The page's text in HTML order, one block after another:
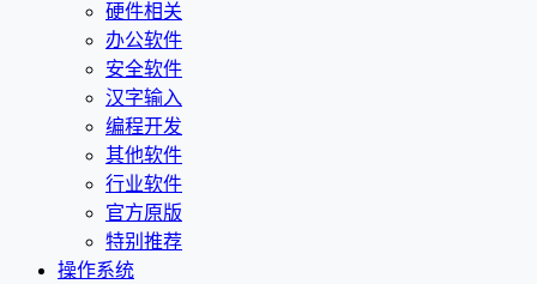
硬件相关
办公软件
安全软件
汉字输入
编程开发
其他软件
行业软件
官方原版
特别推荐
操作系统